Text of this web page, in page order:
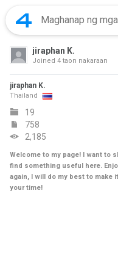
jiraphan K.
Joined 4 taon nakaraan
jiraphan K.
Thailand
19
758
2,185
Welcome to my page! I want to
find something useful here.
again, I will do my best to make
your time!